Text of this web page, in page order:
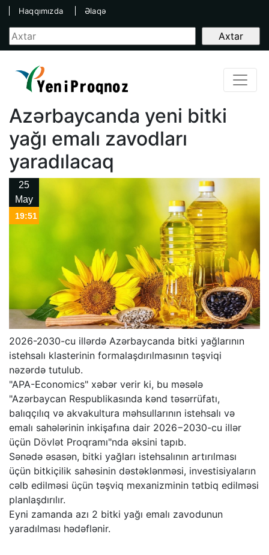
Haqqımızda Əlaqə
Azərbaycanda yeni bitki
yağı emalı zavodları
yaradılacaq
25
May
19:51
2026-2030-cu illərdə Azərbaycanda bitki yağlarının
istehsalı klasterinin formalaşdırılmasının təşviqi
nəzərdə tutulub.
"APA-Economics" xəbər verir ki, bu məsələ
"Azərbaycan Respublikasında kənd təsərrüfatı,
balıqçılıq və akvakultura məhsullarının istehsalı və
emalı sahələrinin inkişafına dair 2026−2030-cu illər
üçün Dövlət Proqramı"nda əksini tapıb.
Sənədə əsasən, bitki yağları istehsalının artırılması
üçün bitkiçilik sahəsinin dəstəklənməsi, investisiyaların
cəlb edilməsi üçün təşviq mexanizminin tətbiq edilməsi
planlaşdırılır.
Eyni zamanda azı 2 bitki yağı emalı zavodunun
yaradılması hədəflənir.